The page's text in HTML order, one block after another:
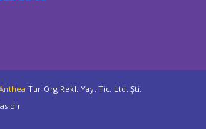
Tur Org Rekl. Yay. Tic. Ltd. Şti.